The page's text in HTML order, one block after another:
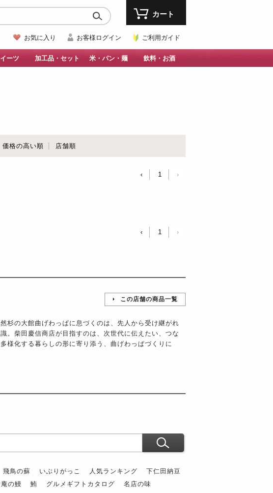
お気に入り お客様ログイン ご利用ガイド
カート
ーツ 加工品・セット 米・パン・麺 飲料・お酒
価格の高い順 店舗順
‹ 1 ›
‹ 1 ›
この店舗の商品一覧
杉の大館曲げわっぱに息づくのは、先人から受け継がれ
。柴田慶信商店が目指すのは、次世代に伝えたい、つな
様化する暮らしの形に寄り添う、曲げわっぱづくりに
飛鳥の蘇 いぶりがっこ 人気ランキング
下仁田納豆
庵の鰻 鮪 グルメギフトカタログ 名店の味